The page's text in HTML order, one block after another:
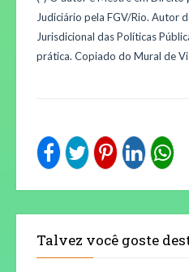
Judiciário pela FGV/Rio. Autor
Jurisdicional das Políticas
prática. Copiado do Mural de
Talvez você goste